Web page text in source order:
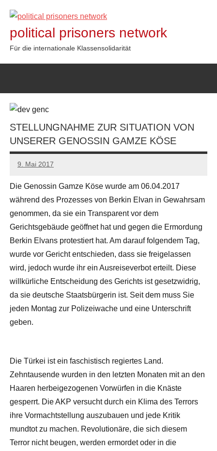
Inhalt
springen
political prisoners network
Für die internationale Klassensolidarität
STELLUNGNAHME ZUR SITUATION VON
UNSERER GENOSSIN GAMZE KÖSE
9. Mai 2017
admin
Die Genossin Gamze Köse wurde am 06.04.2017
während des Prozesses von Berkin Elvan in Gewahrsam
genommen, da sie ein Transparent vor dem
Gerichtsgebäude geöffnet hat und gegen die Ermordung
Berkin Elvans protestiert hat. Am darauf folgendem Tag,
wurde vor Gericht entschieden, dass sie freigelassen
wird, jedoch wurde ihr ein Ausreiseverbot erteilt. Diese
willkürliche Entscheidung des Gerichts ist gesetzwidrig,
da sie deutsche Staatsbürgerin ist. Seit dem muss Sie
jeden Montag zur Polizeiwache und eine Unterschrift
geben.
Die Türkei ist ein faschistisch regiertes Land.
Zehntausende wurden in den letzten Monaten mit an den
Haaren herbeigezogenen Vorwürfen in die Knäste
gesperrt. Die AKP versucht durch ein Klima des Terrors
ihre Vormachtstellung auszubauen und jede Kritik
mundtot zu machen. Revolutionäre, die sich diesem
Terror nicht beugen, werden ermordet oder in die